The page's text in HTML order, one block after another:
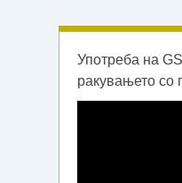
Употреба на
ракувањето со